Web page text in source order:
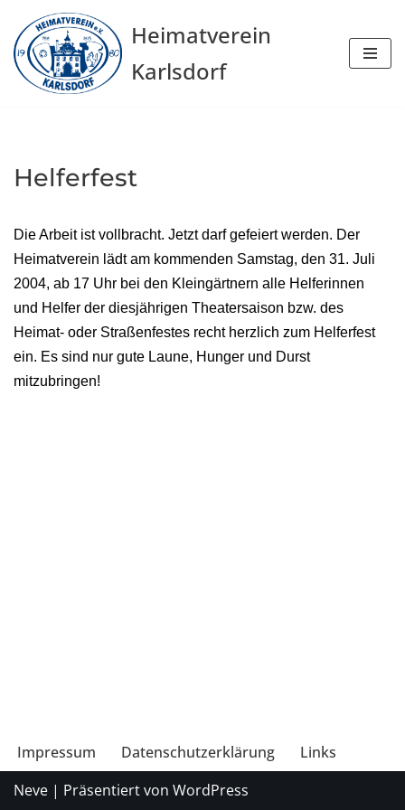
Zum
Inhalt
springen
Heimatverein
Karlsdorf
Helferfest
Die Arbeit ist vollbracht. Jetzt darf gefeiert werden. Der
Heimatverein lädt am kommenden Samstag, den 31. Juli
2004, ab 17 Uhr bei den Kleingärtnern alle Helferinnen
und Helfer der diesjährigen Theatersaison bzw. des
Heimat- oder Straßenfestes recht herzlich zum Helferfest
ein. Es sind nur gute Laune, Hunger und Durst
mitzubringen!
Impressum Datenschutzerklärung
Links
Neve | Präsentiert von WordPress